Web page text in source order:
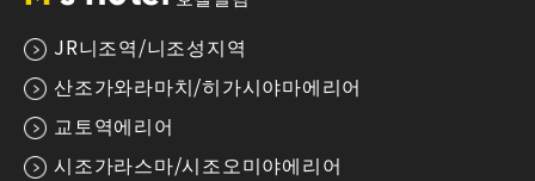
JR니조역/니조성지역
산조가와라마치/히가시야마에리어
교토역에리어
시조가라스마/시조오미야에리어